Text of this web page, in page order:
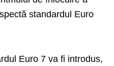
standardul Euro
Euro 7 va fi introdus,